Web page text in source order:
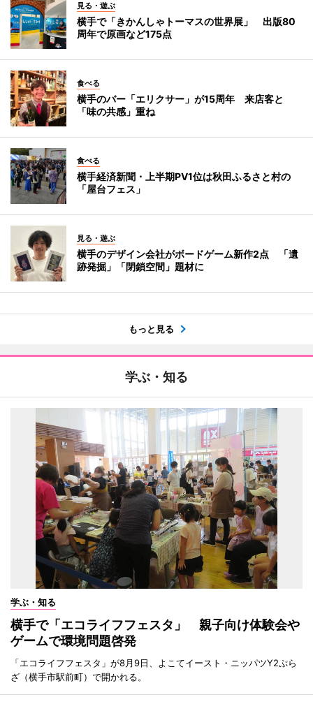
見る・遊ぶ
横手で「きかんしゃトーマスの世界展」 出版80
周年で原画など175点
食べる
横手のバー「エリクサー」が15周年 来店客と
「味の共感」重ね
食べる
横手経済新聞・上半期PV1位は秋田ふるさと村の
「屋台フェス」
見る・遊ぶ
横手のデザイン会社がボードゲーム新作2点 「遺
跡発掘」「閉鎖空間」題材に
もっと見る
学ぶ・知る
学ぶ・知る
横手で「エコライフフェスタ」 親子向け体験会や
ゲームで環境問題啓発
「エコライフフェスタ」が8月9日、よこてイースト・ニッパツY2ぷら
ざ（横手市駅前町）で開かれる。